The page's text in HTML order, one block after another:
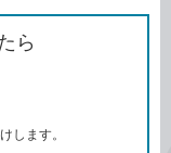
ク
を
コ
ら
します。